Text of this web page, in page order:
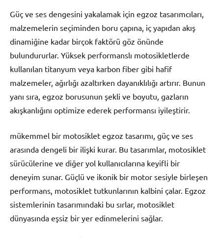
Güç ve ses dengesini yakalamak için egzoz tasarımcıları,
malzemelerin seçiminden boru çapına, iç yapıdan akış
dinamiğine kadar birçok faktörü göz önünde
bulundururlar. Yüksek performanslı motosikletlerde
kullanılan titanyum veya karbon fiber gibi hafif
malzemeler, ağırlığı azaltırken dayanıklılığı artırır. Bunun
yanı sıra, egzoz borusunun şekli ve boyutu, gazların
akışkanlığını optimize ederek performansı iyileştirir.
mükemmel bir motosiklet egzoz tasarımı, güç ve ses
arasında dengeli bir ilişki kurar. Bu tasarımlar, motosiklet
sürücülerine ve diğer yol kullanıcılarına keyifli bir
deneyim sunar. Güçlü ve ikonik bir motor sesiyle birleşen
performans, motosiklet tutkunlarının kalbini çalar. Egzoz
sistemlerinin tasarımındaki bu sırlar, motosiklet
dünyasında eşsiz bir yer edinmelerini sağlar.